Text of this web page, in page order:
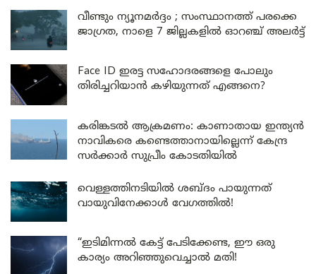
വീണ്ടും ന്യൂനമർദ്ദം ; സംസ്ഥാനത്ത് പരക്കെ
ജാഗ്രത, നാളെ 7 ജില്ലകളിൽ ഓറഞ്ച് അലർട്ട്
Face ID ഇരട്ട സഹോദരങ്ങളെ പോലും
തിരിച്ചറിയാൻ കഴിയുന്നത് എങ്ങനെ?
കരിങ്കടൽ ആക്രമണം: കാണാതായ ഇന്ത്യൻ
നാവികരെ കണ്ടെത്താനായില്ലെന്ന് കേന്ദ്ര
സർക്കാർ സുപ്രീം കോടതിയിൽ
വെള്ളത്തിനടിയിൽ ശബ്ദം പായുന്നത്
വായുവിനേക്കാൾ വേഗത്തിൽ!
“ഇടിമിന്നൽ കേട്ട് പേടിക്കേണ്ട, ഈ ഒരു
കാര്യം അറിഞ്ഞുവെച്ചാൽ മതി!